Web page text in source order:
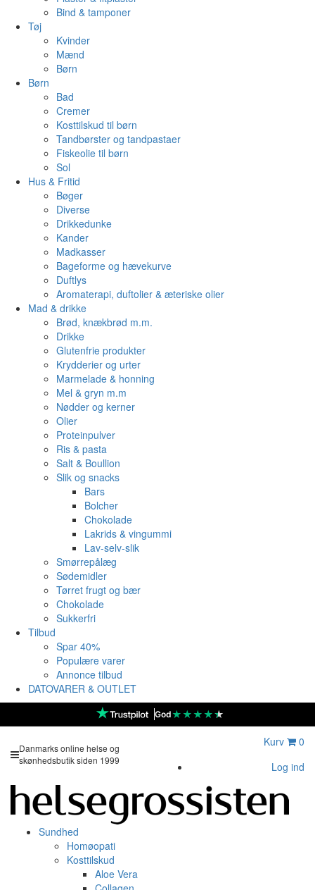
Bind & tamponer
Tøj
Kvinder
Mænd
Børn
Børn
Bad
Cremer
Kosttilskud til børn
Tandbørster og tandpastaer
Fiskeolie til børn
Sol
Hus & Fritid
Bøger
Diverse
Drikkedunke
Kander
Madkasser
Bageforme og hævekurve
Duftlys
Aromaterapi, duftolier & æteriske olier
Mad & drikke
Brød, knækbrød m.m.
Drikke
Glutenfrie produkter
Krydderier og urter
Marmelade & honning
Mel & gryn m.m
Nødder og kerner
Olier
Proteinpulver
Ris & pasta
Salt & Boullion
Slik og snacks
Bars
Bolcher
Chokolade
Lakrids & vingummi
Lav-selv-slik
Smørrepålæg
Sødemidler
Tørret frugt og bær
Chokolade
Sukkerfri
Tilbud
Spar 40%
Populære varer
Annonce tilbud
DATOVARER & OUTLET
God★★★★★
Danmarks online helse og
skønhedsbutik siden 1999
Kurv
0
Log ind
Sundhed
Homøopati
Kosttilskud
Aloe Vera